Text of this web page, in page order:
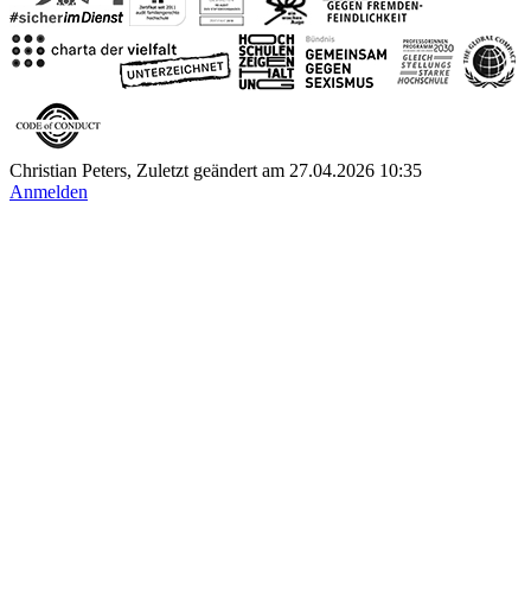
Christian Peters, Zuletzt geändert am 27.04.2026 10:35
Anmelden